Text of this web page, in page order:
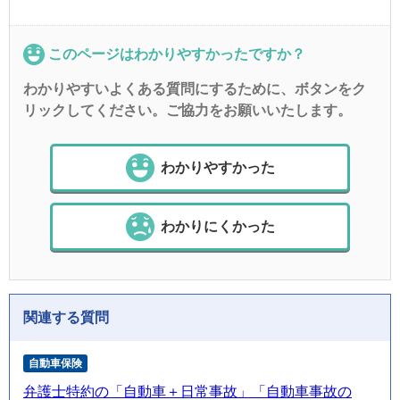
このページはわかりやすかったですか？
わかりやすいよくある質問にするために、ボタンをク
リックしてください。ご協力をお願いいたします。
わかりやすかった
わかりにくかった
関連する質問
自動車保険
弁護士特約の「自動車＋日常事故」「自動車事故の